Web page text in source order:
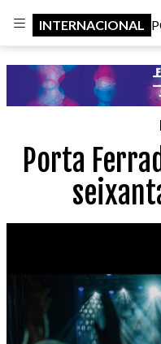
INTERNACIONAL
Porta